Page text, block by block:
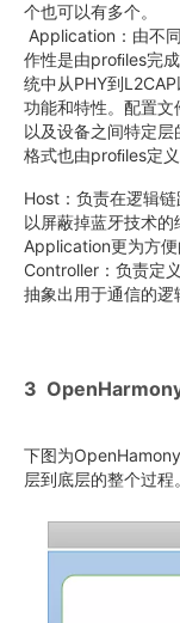
个也可以有多个。
Application：由不
作性是由proﬁles完
统中从PHY到
功能和特性。配置
以及设备之间特定
格式也由proﬁles定义
Host：负责在逻辑
以屏蔽掉蓝牙技术
Application更为方便
Controller：负责定
抽象出用于通信的逻
3 OpenHarmony
下图为
层到底层的整个过程。